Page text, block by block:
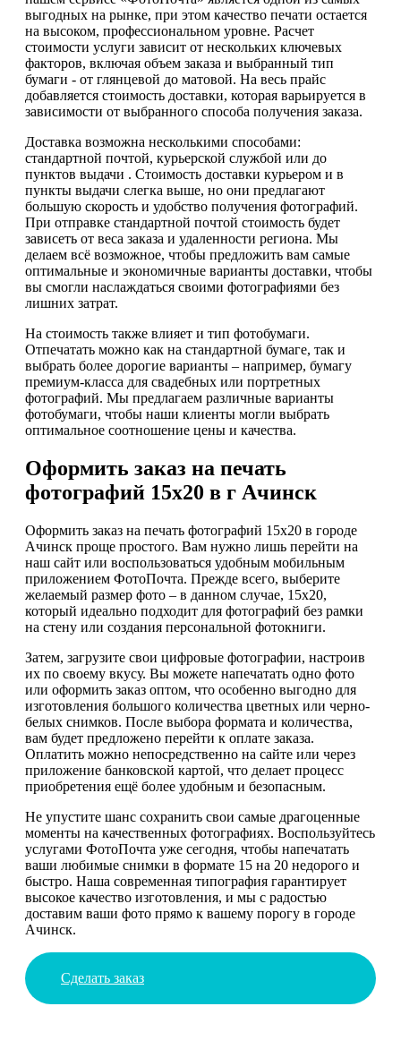
выгодных на рынке, при этом качество печати остается
на высоком, профессиональном уровне. Расчет
стоимости услуги зависит от нескольких ключевых
факторов, включая объем заказа и выбранный тип
бумаги - от глянцевой до матовой. На весь прайс
добавляется стоимость доставки, которая варьируется в
зависимости от выбранного способа получения заказа.
Доставка возможна несколькими способами:
стандартной почтой, курьерской службой или до
пунктов выдачи . Стоимость доставки курьером и в
пункты выдачи слегка выше, но они предлагают
большую скорость и удобство получения фотографий.
При отправке стандартной почтой стоимость будет
зависеть от веса заказа и удаленности региона. Мы
делаем всё возможное, чтобы предложить вам самые
оптимальные и экономичные варианты доставки, чтобы
вы смогли наслаждаться своими фотографиями без
лишних затрат.
На стоимость также влияет и тип фотобумаги.
Отпечатать можно как на стандартной бумаге, так и
выбрать более дорогие варианты – например, бумагу
премиум-класса для свадебных или портретных
фотографий. Мы предлагаем различные варианты
фотобумаги, чтобы наши клиенты могли выбрать
оптимальное соотношение цены и качества.
Оформить заказ на печать
фотографий 15х20 в г Ачинск
Оформить заказ на печать фотографий 15х20 в городе
Ачинск проще простого. Вам нужно лишь перейти на
наш сайт или воспользоваться удобным мобильным
приложением ФотоПочта. Прежде всего, выберите
желаемый размер фото – в данном случае, 15х20,
который идеально подходит для фотографий без рамки
на стену или создания персональной фотокниги.
Затем, загрузите свои цифровые фотографии, настроив
их по своему вкусу. Вы можете напечатать одно фото
или оформить заказ оптом, что особенно выгодно для
изготовления большого количества цветных или черно-
белых снимков. После выбора формата и количества,
вам будет предложено перейти к оплате заказа.
Оплатить можно непосредственно на сайте или через
приложение банковской картой, что делает процесс
приобретения ещё более удобным и безопасным.
Не упустите шанс сохранить свои самые драгоценные
моменты на качественных фотографиях. Воспользуйтесь
услугами ФотоПочта уже сегодня, чтобы напечатать
ваши любимые снимки в формате 15 на 20 недорого и
быстро. Наша современная типография гарантирует
высокое качество изготовления, и мы с радостью
доставим ваши фото прямо к вашему порогу в городе
Ачинск.
Сделать заказ